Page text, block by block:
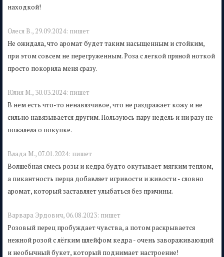
находкой!
Олеся В., 29.09.2024: пишет
Не ожидала, что аромат будет таким насыщенным и стойким,
при этом совсем не перегруженным. Роза с легкой пряной ноткой
просто покорила меня сразу.
Юлия M., 30.03.2024: пишет
В нем есть что-то ненавязчивое, что не раздражает кожу и не
сильно навязывается другим. Пользуюсь пару недель и ни разу не
пожалела о покупке.
Влада M., 07.01.2024: пишет
Волшебная смесь розы и кедра будто окутывает мягким теплом,
а пикантность перца добавляет игривости и живости - словно
аромат, который заставляет улыбаться без причины.
Варвара Эрдович, 06.08.2023: пишет
Розовый перец пробуждает чувства, а потом раскрывается
нежной розой с лёгким шлейфом кедра - очень завораживающий
и необычный букет, который поднимает настроение!